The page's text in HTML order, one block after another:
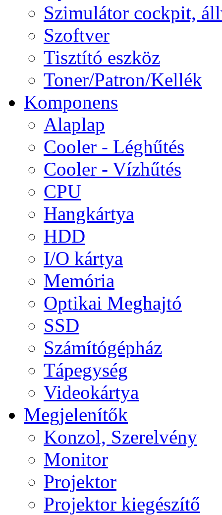
Szimulátor cockpit,
Szoftver
Tisztító eszköz
Toner/Patron/Kellék
Komponens
Alaplap
Cooler - Léghűtés
Cooler - Vízhűtés
CPU
Hangkártya
HDD
I/O kártya
Memória
Optikai Meghajtó
SSD
Számítógépház
Tápegység
Videokártya
Megjelenítők
Konzol, Szerelvény
Monitor
Projektor
Projektor kiegészítő